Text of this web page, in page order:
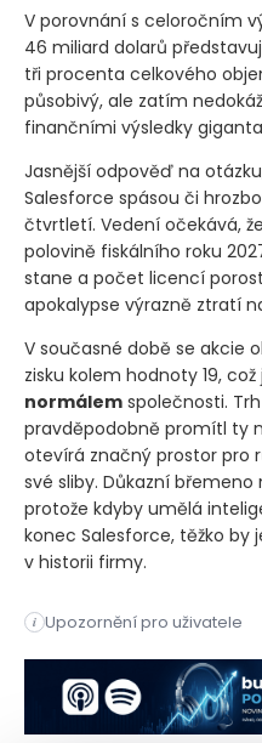
V porovnání s celoročním
46 miliard dolarů
tři procenta celkového
působivý, ale zatím
finančními výsledky
Jasnější odpověď na
Salesforce spásou či
čtvrtletí. Vedení očekává,
polovině fiskálního roku
stane a počet licencí
apokalypse výrazně ztratí
V současné době se akcie
zisku kolem hodnoty 19, což
normálem společnosti.
pravděpodobně promítl ty
otevírá značný prostor pro
své sliby. Důkazní
protože kdyby umělá
konec Salesforce, těžko by
v historii firmy.
i Upozornění pro uživatele
Akcie softwarového